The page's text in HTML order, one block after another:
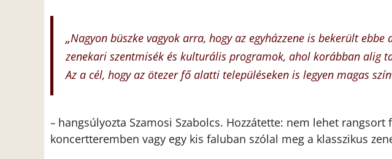
„Nagyon büszke vagyok arra, hogy az egyházzene is bekerült
zenekari szentmisék és kulturális programok, ahol korábban alig
Az a cél, hogy az ötezer fő alatti településeken is legyen magas
– hangsúlyozta Szamosi Szabolcs. Hozzátette: nem lehet
koncertteremben vagy egy kis faluban szólal meg a klasszikus